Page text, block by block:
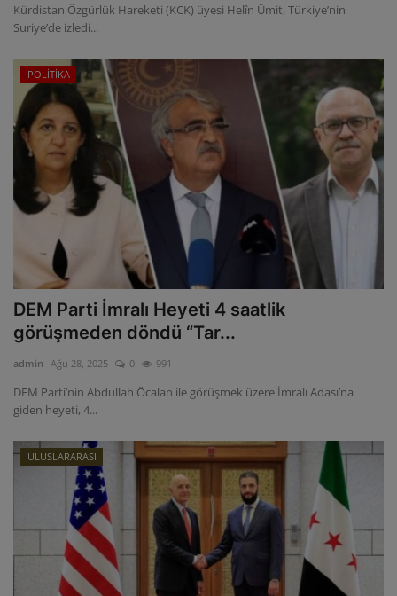
Kürdistan Özgürlük Hareketi (KCK) üyesi Helîn Ümit, Türkiye’nin
Suriye’de izledi...
POLİTİKA
DEM Parti İmralı Heyeti 4 saatlik
görüşmeden döndü “Tar...
admin Ağu 28, 2025 0 991
DEM Parti’nin Abdullah Öcalan ile görüşmek üzere İmralı Adası’na
giden heyeti, 4...
ULUSLARARASI